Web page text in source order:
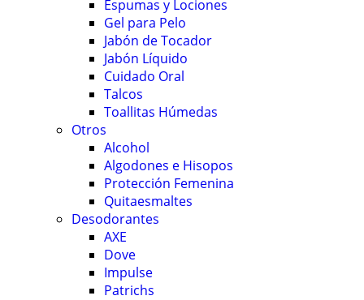
Espumas y Lociones
Gel para Pelo
Jabón de Tocador
Jabón Líquido
Cuidado Oral
Talcos
Toallitas Húmedas
Otros
Alcohol
Algodones e Hisopos
Protección Femenina
Quitaesmaltes
Desodorantes
AXE
Dove
Impulse
Patrichs